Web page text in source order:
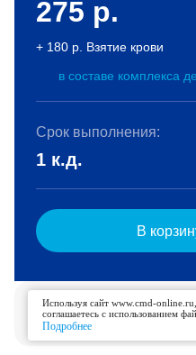
275 р.
+ 180 р. Взятие крови
в составе комплекса
Срок выполнения:
1 к.д.
В
Услуга доступна для
Подробнее
Используя сайт www.cmd-
соглашаетесь с использованием
Подробнее